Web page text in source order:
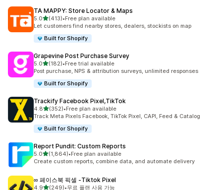
TA MAPPY: Store Locator & Maps
5.0별 5개 중
(413)
총 리뷰 413개
•Free plan available
Let customers find nearby stores, dealers, stockists on map
Built for Shopify
Grapevine Post Purchase Survey
5.0별 5개 중
(182)
총 리뷰 182개
•Free trial available
Post purchase, NPS & attribution surveys, unlimited responses
Built for Shopify
Trackify Facebook Pixel,TikTok
4.8별 5개 중
(352)
총 리뷰 352개
•Free plan available
Track Meta Pixels Facebook, TikTok Pixel, CAPI, Feed & Catalog
Built for Shopify
Report Pundit: Custom Reports
5.0별 5개 중
(1,864)
총 리뷰 1864개
•Free plan available
Create custom reports, combine data, and automate delivery
∞ 페이스북 픽셀 ‑Tiktok Pixel
4.9별 5개 중
(249)•무료 플랜 사용 가능